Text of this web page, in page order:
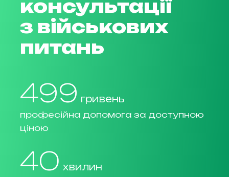
консультації
з військових
питань
499 гривень
професійна допомога за доступною
ціною
40 хвилин